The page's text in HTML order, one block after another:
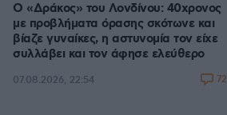
Ο «Δράκος» του Λονδίνου: 40χρονος
με προβλήματα όρασης σκότωνε και
βίαζε γυναίκες, η αστυνομία τον είχε
συλλάβει και τον άφησε ελεύθερο
07.08.2026, 22:54 72